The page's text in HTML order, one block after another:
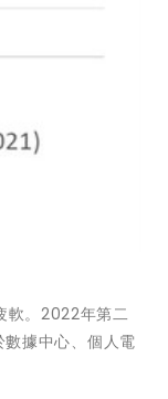
軟。2022年第二
據中心、個人電